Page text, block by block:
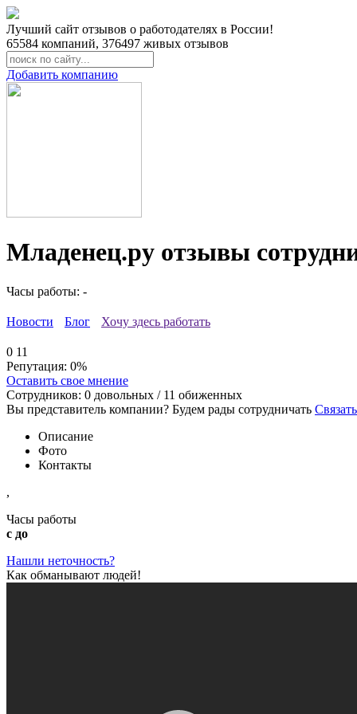
Лучший сайт отзывов о работодателях в России!
65584 компаний, 376497 живых отзывов
Добавить компанию
Младенец.ру отзывы
Часы работы: -
Новости Блог Хочу здесь работать
0 11
Репутация: 0%
Оставить свое мнение
Сотрудников: 0 довольных / 11 обиженных
Вы представитель компании? Будем рады сотрудничать
Описание
Фото
Контакты
,
Часы работы
с до
Нашли неточность?
Как обманывают людей!